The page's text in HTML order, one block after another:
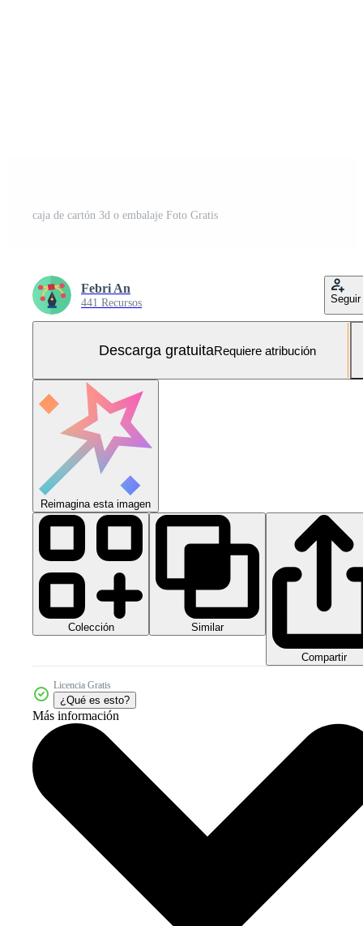
caja de cartón 3d o embalaje Foto Gratis
Febri An
441 Recursos Seguir
Descarga gratuitaRequiere atribución
Reimagina esta imagen
Colección Similar
Compartir
Licencia Gratis
¿Qué es esto?
Más información